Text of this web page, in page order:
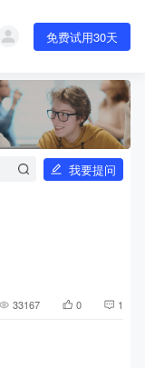
免费试用30天
我要提问
33167 0 1